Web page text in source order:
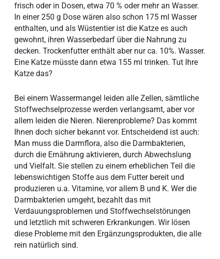
frisch oder in Dosen, etwa 70 % oder mehr an Wasser.
In einer 250 g Dose wären also schon 175 ml Wasser
enthalten, und als Wüstentier ist die Katze es auch
gewohnt, ihren Wasserbedarf über die Nahrung zu
decken. Trockenfutter enthält aber nur ca. 10%. Wasser.
Eine Katze müsste dann etwa 155 ml trinken. Tut Ihre
Katze das?
Bei einem Wassermangel leiden alle Zellen, sämtliche
Stoffwechselprozesse werden verlangsamt, aber vor
allem leiden die Nieren. Nierenprobleme? Das kommt
Ihnen doch sicher bekannt vor. Entscheidend ist auch:
Man muss die Darmflora, also die Darmbakterien,
durch die Ernährung aktivieren, durch Abwechslung
und Vielfalt. Sie stellen zu einem erheblichen Teil die
lebenswichtigen Stoffe aus dem Futter bereit und
produzieren u.a. Vitamine, vor allem B und K. Wer die
Darmbakterien umgeht, bezahlt das mit
Verdauungsproblemen und Stoffwechselstörungen
und letztlich mit schweren Erkrankungen. Wir lösen
diese Probleme mit den Ergänzungsprodukten, die alle
rein natürlich sind.